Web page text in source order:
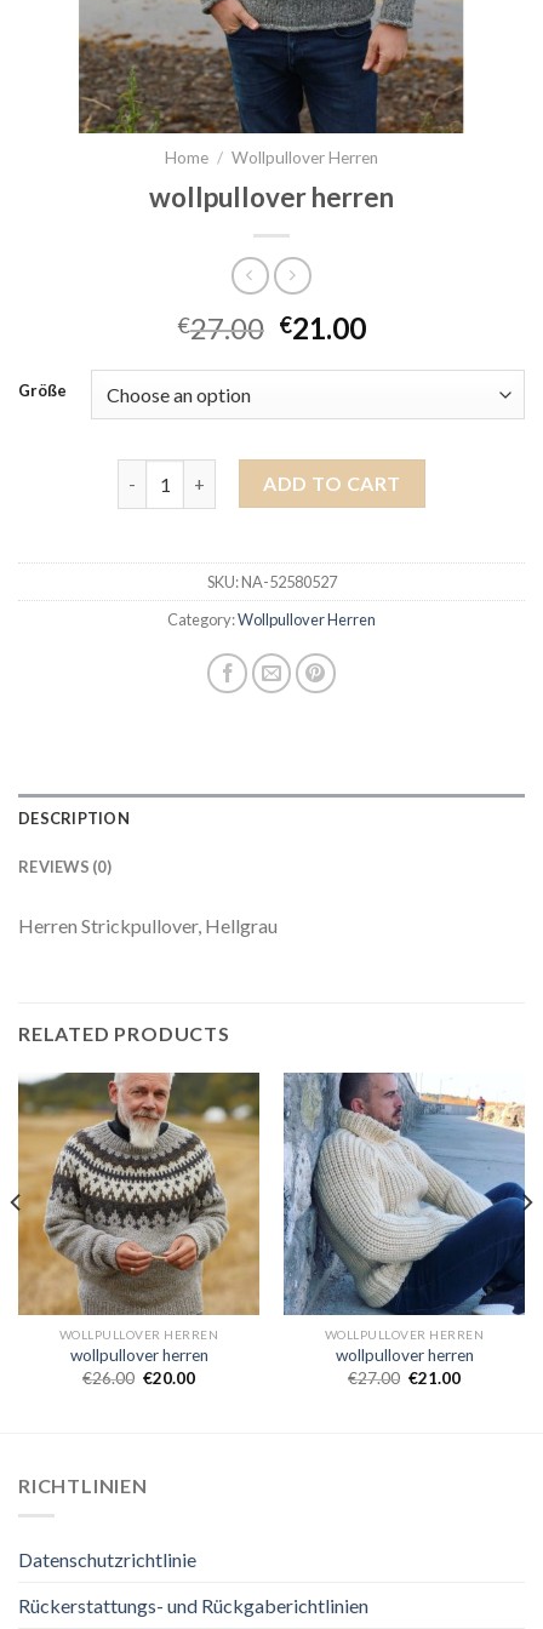
Home / Wollpullover Herren
wollpullover herren
€27.00 €21.00
Größe
wollpullover herren quantity
ADD TO CART
SKU:NA-52580527
Category:Wollpullover Herren
DESCRIPTION
REVIEWS (0)
Herren Strickpullover, Hellgrau
RELATED PRODUCTS
WOLLPULLOVER HERREN
wollpullover herren
€26.00 €20.00
WOLLPULLOVER HERREN
wollpullover herren
€27.00 €21.00
RICHTLINIEN
Datenschutzrichtlinie
Rückerstattungs- und Rückgaberichtlinien